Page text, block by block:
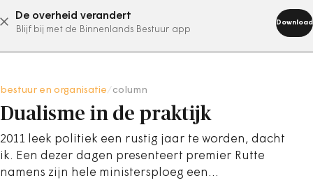
De overheid verandert
Blijf bij met de Binnenlands Bestuur app
Download
abonneer nu
bestuur en organisatie column
Dualisme in de praktijk
2011 leek politiek een rustig jaar te worden, dacht
ik. Een dezer dagen presenteert premier Rutte
namens zijn hele ministersploeg een…